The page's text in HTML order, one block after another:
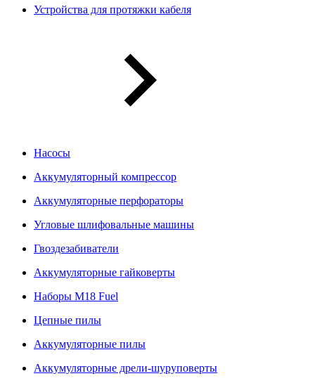
Устройства для протяжки кабеля
Насосы
Аккумуляторный компрессор
Аккумуляторные перфораторы
Угловые шлифовальные машины
Гвоздезабиватели
Аккумуляторные гайковерты
Наборы M18 Fuel
Цепные пилы
Аккумуляторные пилы
Аккумуляторные дрели-шуруповерты